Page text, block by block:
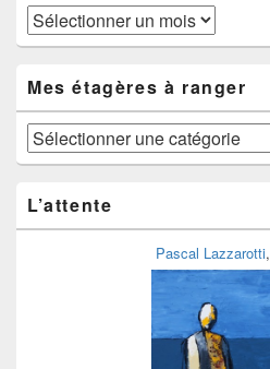
Au
fil
temps
Mes étagères à ranger
Mes
étagères
ranger
L’attente
Pascal Lazzarotti,